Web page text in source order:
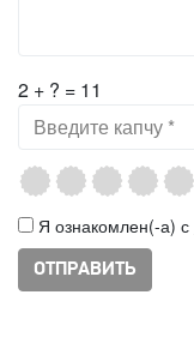
2 + ? = 11
Я ознакомлен(-а) с